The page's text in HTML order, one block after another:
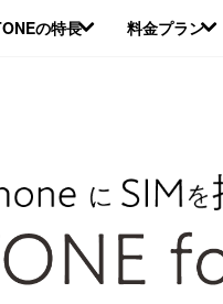
の特長 料金プラン